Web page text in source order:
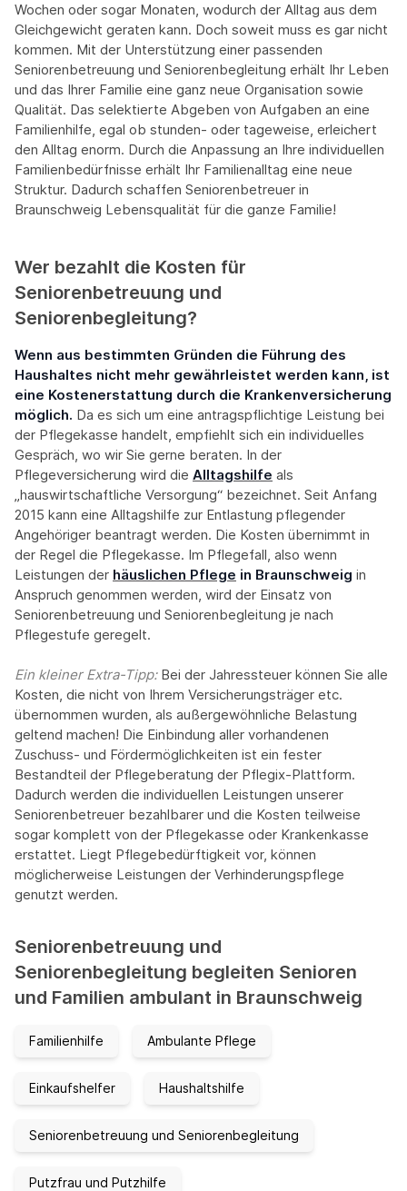
Wochen oder sogar Monaten, wodurch der Alltag aus dem
Gleichgewicht geraten kann. Doch soweit muss es gar nicht
kommen. Mit der Unterstützung einer passenden
Seniorenbetreuung und Seniorenbegleitung erhält Ihr Leben
und das Ihrer Familie eine ganz neue Organisation sowie
Qualität. Das selektierte Abgeben von Aufgaben an eine
Familienhilfe, egal ob stunden- oder tageweise, erleichert
den Alltag enorm. Durch die Anpassung an Ihre individuellen
Familienbedürfnisse erhält Ihr Familienalltag eine neue
Struktur. Dadurch schaffen Seniorenbetreuer in
Braunschweig Lebensqualität für die ganze Familie!
Wer bezahlt die Kosten für
Seniorenbetreuung und
Seniorenbegleitung?
Wenn aus bestimmten Gründen die Führung des
Haushaltes nicht mehr gewährleistet werden kann, ist
eine Kostenerstattung durch die Krankenversicherung
möglich. Da es sich um eine antragspflichtige Leistung bei
der Pflegekasse handelt, empfiehlt sich ein individuelles
Gespräch, wo wir Sie gerne beraten. In der
Pflegeversicherung wird die Alltagshilfe als
„hauswirtschaftliche Versorgung“ bezeichnet. Seit Anfang
2015 kann eine Alltagshilfe zur Entlastung pflegender
Angehöriger beantragt werden. Die Kosten übernimmt in
der Regel die Pflegekasse. Im Pflegefall, also wenn
Leistungen der häuslichen Pflege in Braunschweig in
Anspruch genommen werden, wird der Einsatz von
Seniorenbetreuung und Seniorenbegleitung je nach
Pflegestufe geregelt.
Ein kleiner Extra-Tipp:‍ Bei der Jahressteuer können Sie alle
Kosten, die nicht von Ihrem Versicherungsträger etc.
übernommen wurden, als außergewöhnliche Belastung
geltend machen! Die Einbindung aller vorhandenen
Zuschuss- und Fördermöglichkeiten ist ein fester
Bestandteil der Pflegeberatung der Pflegix-Plattform.
Dadurch werden die individuellen Leistungen unserer
Seniorenbetreuer bezahlbarer und die Kosten teilweise
sogar komplett von der Pflegekasse oder Krankenkasse
erstattet. Liegt Pflegebedürftigkeit vor, können
möglicherweise Leistungen der Verhinderungspflege
genutzt werden.
Seniorenbetreuung und
Seniorenbegleitung begleiten Senioren
und Familien ambulant in Braunschweig
Familienhilfe Ambulante Pflege
Einkaufshelfer Haushaltshilfe
Seniorenbetreuung und Seniorenbegleitung
Putzfrau und Putzhilfe